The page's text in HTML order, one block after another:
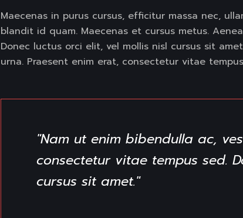
Maecenas in purus cursus, efficitur massa nec,
blandit id quam. Maecenas et cursus metus.
Donec luctus orci elit, vel mollis nisl cursus sit
urna. Praesent enim erat, consectetur vitae
"Nam ut enim bibendulla ac,
consectetur vitae tempus sed.
cursus sit amet."